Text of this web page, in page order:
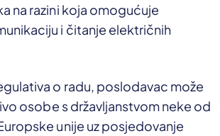
na razini koja omogućuje
i čitanje električnih
o radu, poslodavac može
osobe s državljanstvom neke od
unije uz posjedovanje